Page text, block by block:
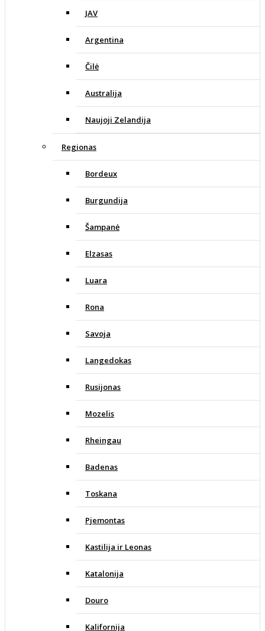
JAV
Argentina
Čilė
Australija
Naujoji Zelandija
Regionas
Bordeux
Burgundija
Šampanė
Elzasas
Luara
Rona
Savoja
Langedokas
Rusijonas
Mozelis
Rheingau
Badenas
Toskana
Pjemontas
Kastilija ir Leonas
Katalonija
Douro
Kalifornija